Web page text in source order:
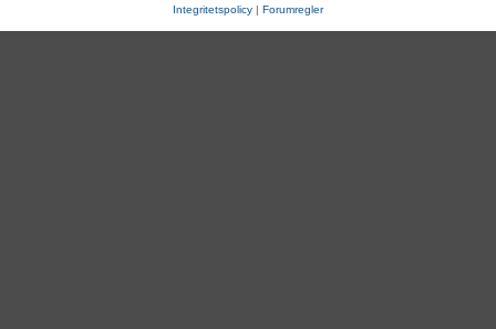
Integritetspolicy | Forumregler